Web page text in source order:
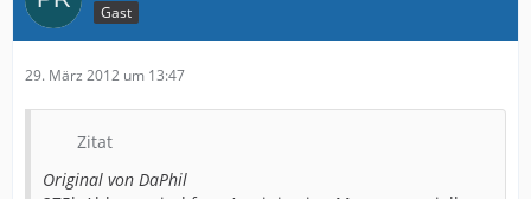
Gast
29. März 2012 um 13:47
Zitat
Original von DaPhil